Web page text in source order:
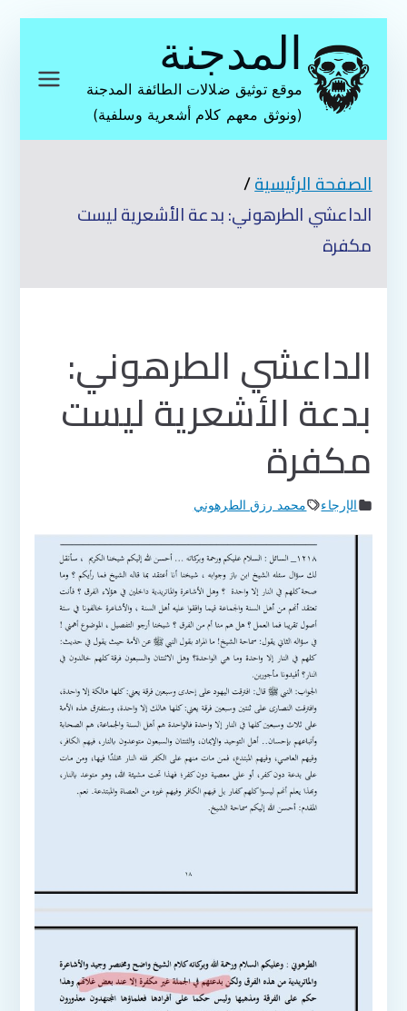
المحتوى
المدجنة
موقع توثيق ضلالات الطائفة المدجنة
(ونوثق معهم كلام أشعرية وسلفية)
الصفحة الرئيسية
الداعشي الطرهوني: بدعة الأشعرية ليست
مكفرة
الداعشي الطرهوني:
بدعة الأشعرية ليست
مكفرة
الإرجاء محمد رزق الطرهوني